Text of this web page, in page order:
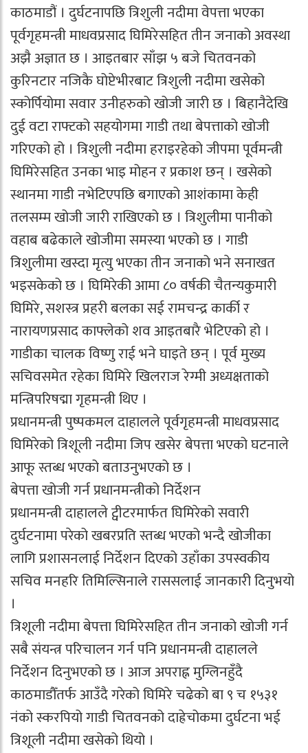
काठमाडौं । दुर्घटनापछि त्रिशुली नदीमा वेपत्ता भएका
पूर्वगृहमन्त्री माधवप्रसाद घिमिरेसहित तीन जनाको अवस्था
अझै अज्ञात छ । आइतबार साँझ ५ बजे चितवनको
कुरिनटार नजिकै घोप्टेभीरबाट त्रिशुली नदीमा खसेको
स्कोर्पियोमा सवार उनीहरुको खोजी जारी छ । बिहानैदेखि
दुई वटा राफ्टको सहयोगमा गाडी तथा बेपत्ताको खोजी
गरिएको हो । त्रिशुली नदीमा हराइरहेको जीपमा पूर्वमन्त्री
घिमिरेसहित उनका भाइ मोहन र प्रकाश छन् । खसेको
स्थानमा गाडी नभेटिएपछि बगाएको आशंकामा केही
तलसम्म खोजी जारी राखिएको छ । त्रिशुलीमा पानीको
वहाब बढेकाले खोजीमा समस्या भएको छ । गाडी
त्रिशुलीमा खस्दा मृत्यु भएका तीन जनाको भने सनाखत
भइसकेको छ । घिमिरेकी आमा ८० वर्षकी चैतन्यकुमारी
घिमिरे, सशस्त्र प्रहरी बलका सई रामचन्द्र कार्की र
नारायणप्रसाद काफ्लेको शव आइतबारै भेटिएको हो ।
गाडीका चालक विष्णु राई भने घाइते छन् । पूर्व मुख्य
सचिवसमेत रहेका घिमिरे खिलराज रेग्मी अध्यक्षताको
मन्त्रिपरिषद्मा गृहमन्त्री थिए ।
प्रधानमन्त्री पुष्पकमल दाहालले पूर्वगृहमन्त्री माधवप्रसाद
घिमिरेको त्रिशूली नदीमा जिप खसेर बेपत्ता भएको घटनाले
आफू स्तब्ध भएको बताउनुभएको छ ।
बेपत्ता खोजी गर्न प्रधानमन्त्रीको निर्देशन
प्रधानमन्त्री दाहालले ट्वीटरमार्फत घिमिरेको सवारी
दुर्घटनामा परेको खबरप्रति स्तब्ध भएको भन्दै खोजीका
लागि प्रशासनलाई निर्देशन दिएको उहाँका उपस्वकीय
सचिव मनहरि तिमिल्सिनाले राससलाई जानकारी दिनुभयो
।
त्रिशूली नदीमा बेपत्ता घिमिरेसहित तीन जनाको खोजी गर्न
सबै संयन्त्र परिचालन गर्न पनि प्रधानमन्त्री दाहालले
निर्देशन दिनुभएको छ । आज अपराह्न मुग्लिनहुँदै
काठमाडौँतर्फ आउँदै गरेको घिमिरे चढेको बा ९ च १५३१
नंको स्करपियो गाडी चितवनको दाह्रेचोकमा दुर्घटना भई
त्रिशूली नदीमा खसेको थियो ।